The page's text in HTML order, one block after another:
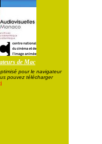
de Mac
pour le navigateur
pouvez télécharger